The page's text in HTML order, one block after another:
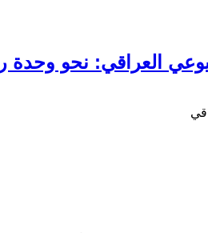
العراقي: نحو وحدة